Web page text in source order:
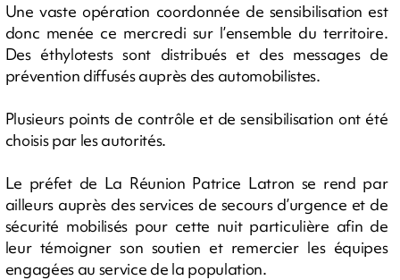
Une vaste opération coordonnée de sensibilisation est
donc menée ce mercredi sur l’ensemble du territoire.
Des éthylotests sont distribués et des messages de
prévention diffusés auprès des automobilistes.
Plusieurs points de contrôle et de sensibilisation ont été
choisis par les autorités.
Le préfet de La Réunion Patrice Latron se rend par
ailleurs auprès des services de secours d’urgence et de
sécurité mobilisés pour cette nuit particulière afin de
leur témoigner son soutien et remercier les équipes
engagées au service de la population.